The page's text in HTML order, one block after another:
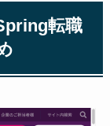
転職